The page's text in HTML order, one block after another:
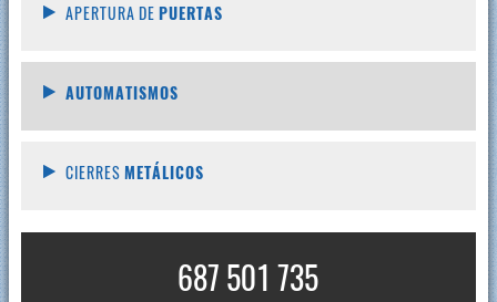
APERTURA DEPUERTAS
AUTOMATISMOS
CIERRESMETÁLICOS
687 501 735